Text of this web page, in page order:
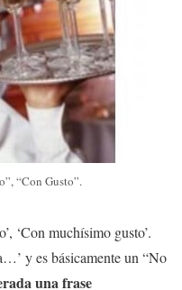
“Con Gusto”.
‘Con muchísimo gusto’.
y es básicamente un “No
una frase